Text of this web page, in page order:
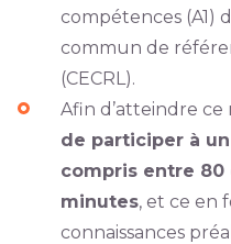
compétences (A1)
commun de
(CECRL).
Afin d’atteindre ce
de participer à
compris entre 80
minutes, et ce en
connaissances